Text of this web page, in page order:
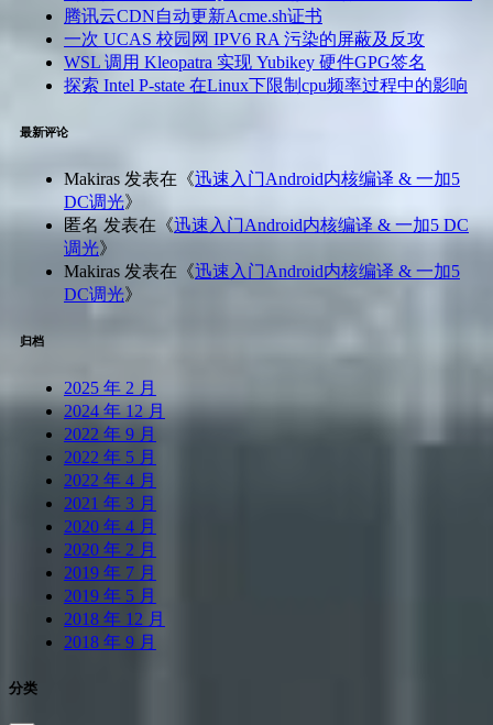
腾讯云CDN自动更新Acme.sh证书
一次 UCAS 校园网 IPV6 RA 污染的屏蔽及反攻
WSL 调用 Kleopatra 实现 Yubikey 硬件GPG签名
探索 Intel P-state 在Linux下限制cpu频率过程中的影响
最新评论
Makiras 发表在《迅速入门Android内核编译 & 一加5
DC调光》
匿名 发表在《迅速入门Android内核编译 & 一加5 DC
调光》
Makiras 发表在《迅速入门Android内核编译 & 一加5
DC调光》
归档
2025 年 2 月
2024 年 12 月
2022 年 9 月
2022 年 5 月
2022 年 4 月
2021 年 3 月
2020 年 4 月
2020 年 2 月
2019 年 7 月
2019 年 5 月
2018 年 12 月
2018 年 9 月
分类